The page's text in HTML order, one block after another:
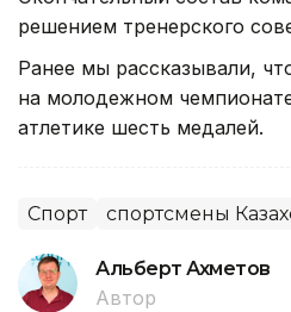
решением тренерского
Ранее мы рассказывали,
на молодежном
атлетике шесть медалей.
Спорт спортсмены
Альберт Ахметов
Автор